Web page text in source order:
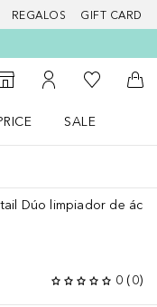
REGALOS GIFT CARD
Al Storefinder
Mi cuenta
Mi lista de
A
SALE
Dúo limpiador de
0 (0)